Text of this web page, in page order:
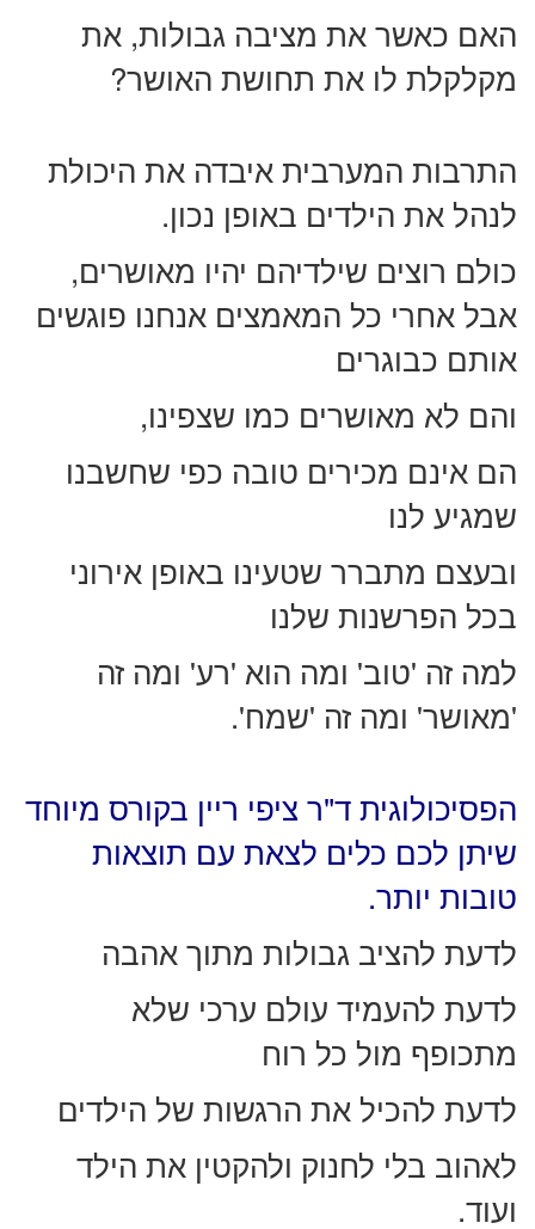
האם כאשר את מציבה גבולות, את
מקלקלת לו את תחושת האושר?
התרבות המערבית איבדה את היכולת
לנהל את הילדים באופן נכון.
כולם רוצים שילדיהם יהיו מאושרים,
אבל אחרי כל המאמצים אנחנו פוגשים
אותם כבוגרים
והם לא מאושרים כמו שצפינו,
הם אינם מכירים טובה כפי שחשבנו
שמגיע לנו
ובעצם מתברר שטעינו באופן אירוני
בכל הפרשנות שלנו
למה זה 'טוב' ומה הוא 'רע' ומה זה
'מאושר' ומה זה 'שמח'.
הפסיכולוגית ד"ר ציפי ריין בקורס מיוחד
שיתן לכם כלים לצאת עם תוצאות
טובות יותר.
לדעת להציב גבולות מתוך אהבה
לדעת להעמיד עולם ערכי שלא
מתכופף מול כל רוח
לדעת להכיל את הרגשות של הילדים
לאהוב בלי לחנוק ולהקטין את הילד
ועוד.